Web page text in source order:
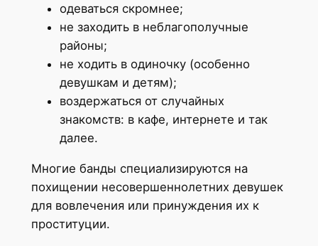
одеваться скромнее;
не заходить в неблагополучные
районы;
не ходить в одиночку (особенно
девушкам и детям);
воздержаться от случайных
знакомств: в кафе, интернете и так
далее.
Многие банды специализируются на
похищении несовершеннолетних девушек
для вовлечения или принуждения их к
проституции.